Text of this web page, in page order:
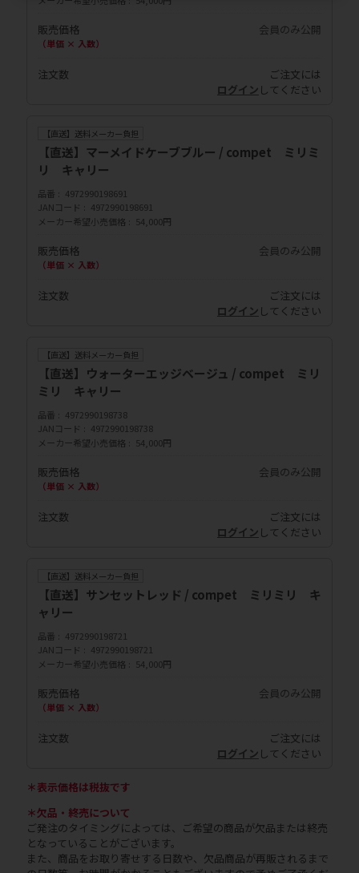
販売価格
（単価 × 入数）
会員のみ公開
注文数
ご注文には
ログイン してください
【直送】送料メーカー負担
【直送】マーメイドケーブブルー / compet ミリミ
リ キャリー
品番
4972990198691
JANコード
4972990198691
メーカー希望小売価格
54,000円
販売価格
（単価 × 入数）
会員のみ公開
注文数
ご注文には
ログイン してください
【直送】送料メーカー負担
【直送】ウォーターエッジベージュ / compet ミリ
ミリ キャリー
品番
4972990198738
JANコード
4972990198738
メーカー希望小売価格
54,000円
販売価格
（単価 × 入数）
会員のみ公開
注文数
ご注文には
ログイン してください
【直送】送料メーカー負担
【直送】サンセットレッド / compet ミリミリ キ
ャリー
品番
4972990198721
JANコード
4972990198721
メーカー希望小売価格
54,000円
販売価格
（単価 × 入数）
会員のみ公開
注文数
ご注文には
ログイン してください
＊表示価格は税抜です
＊欠品・終売について
ご発注のタイミングによっては、ご希望の商品が欠品または終売
となっていることがございます。
また、商品をお取り寄せする日数や、欠品商品が再販されるまで